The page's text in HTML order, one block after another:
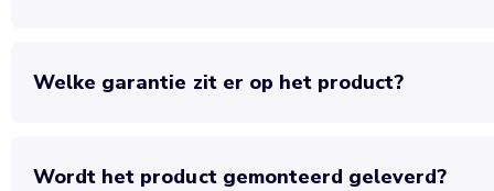
Welke garantie zit er op het product?
Wordt het product gemonteerd geleverd?